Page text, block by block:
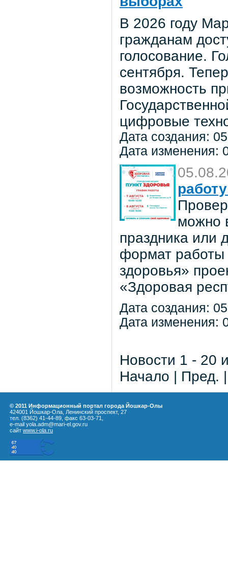
В 2026 году
гражданам
голосование.
сентября.
возможность
цифровые
Дата создания:
Дата изменения:
можно
праздника или
формат работы
здоровья»
«Здоровая
Дата создания:
Дата изменения:
Новости 1 - 20
Начало | Пред.
© 2011 Информационный портал города Йошкар-Олы
424001 Йошкар-Ола, Ленинский проспект, 27
тел. (8362) 41-44-89, факс 63-03-71,
e-mail yola.adm@mari-el.gov.ru
сайт www.i-ola.ru